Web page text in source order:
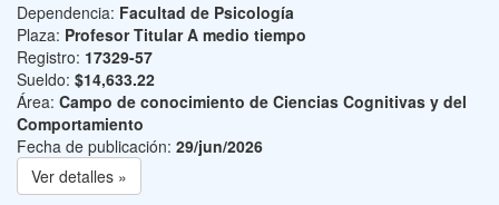
Dependencia: Facultad de Psicología
Plaza: Profesor Titular A medio tiempo
Registro: 17329-57
Sueldo: $14,633.22
Área: Campo de conocimiento de Ciencias Cognitivas y del
Comportamiento
Fecha de publicación: 29/jun/2026
Ver detalles »